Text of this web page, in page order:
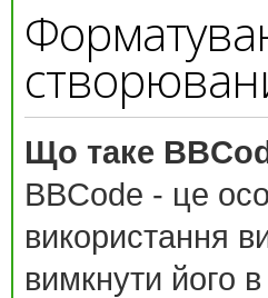
Що таке
BBCode - це
використання
вимкнути його